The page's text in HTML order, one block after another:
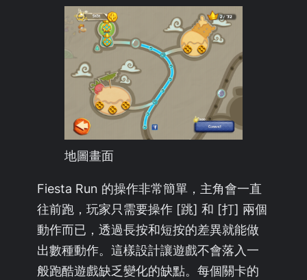
地圖畫面
Fiesta Run 的操作非常簡單，主角會一直
往前跑，玩家只需要操作 [跳] 和 [打] 兩個
動作而已，透過長按和短按的差異就能做
出數種動作。這樣設計讓遊戲不會落入一
般跑酷遊戲缺乏變化的缺點。每個關卡的